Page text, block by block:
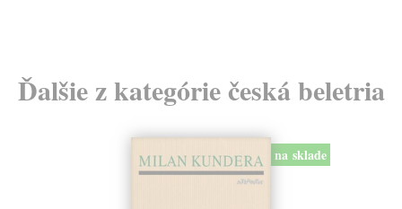
Ďalšie z kategórie česká beletria
na sklade